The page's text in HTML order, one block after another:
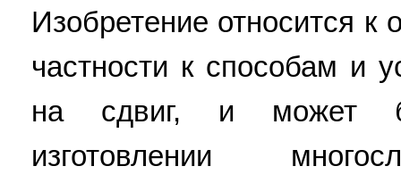
Изобретение относится
частности к способам и
на сдвиг, и может
изготовлении